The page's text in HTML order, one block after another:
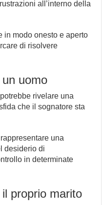
all’interno della
in modo onesto e aperto
di risolvere
uomo
potrebbe rivelare una
che il sognatore sta
una
desiderio di
in determinate
proprio marito